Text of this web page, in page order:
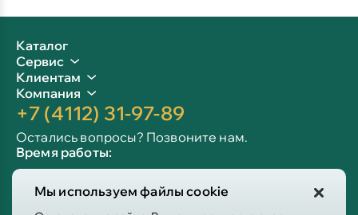
Мы используем файлы cookie
Каталог
Сервис
Клиентам
Компания
+7 (4112) 31-97-89
Остались вопросы? Позвоните нам.
Время работы:
Сб-вс: 10:00 - 19:00